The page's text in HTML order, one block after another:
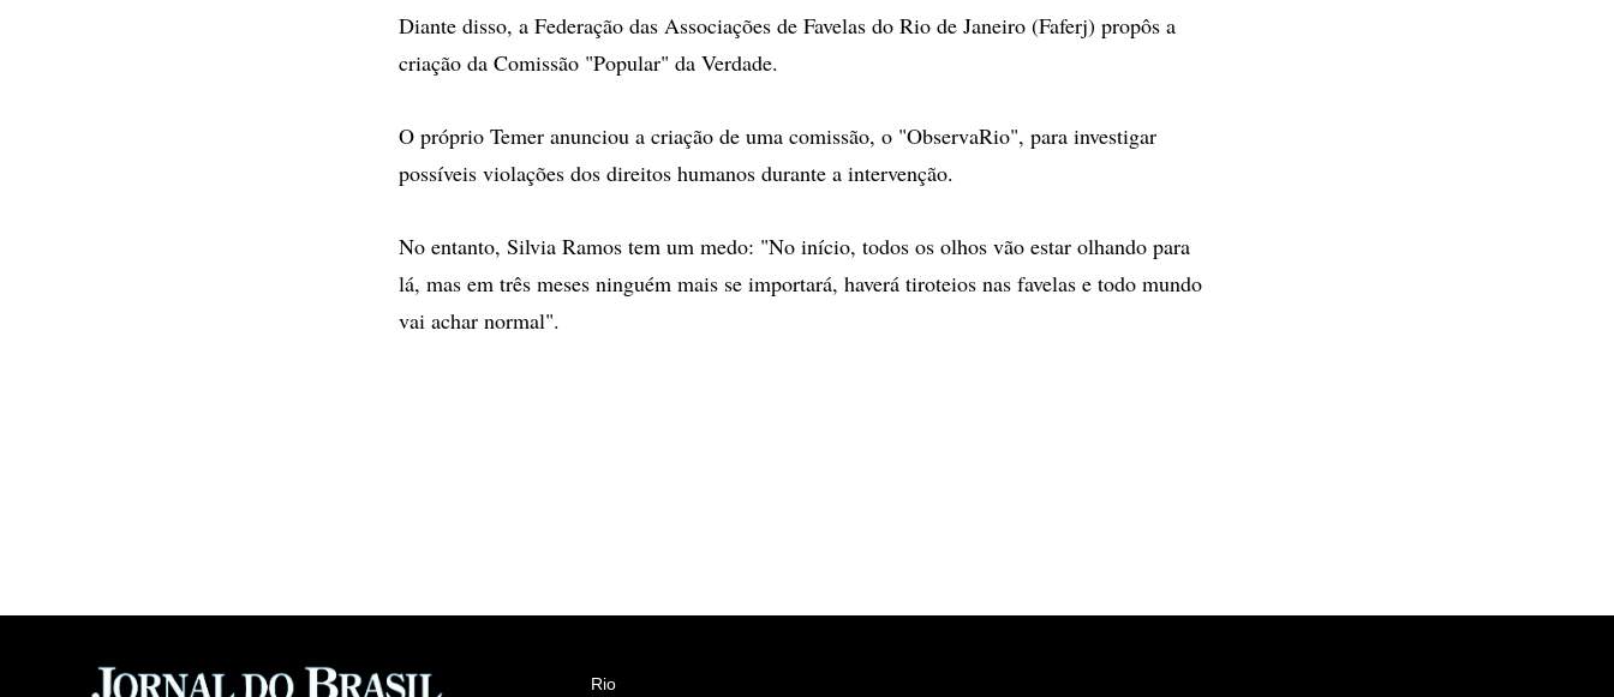
Diante disso, a Federação das Associações de Favelas do Rio de Janeiro (Faferj) propôs a
criação da Comissão "Popular" da Verdade.
O próprio Temer anunciou a criação de uma comissão, o "ObservaRio", para investigar
possíveis violações dos direitos humanos durante a intervenção.
No entanto, Silvia Ramos tem um medo: "No início, todos os olhos vão estar olhando para
lá, mas em três meses ninguém mais se importará, haverá tiroteios nas favelas e todo mundo
vai achar normal".
Rio